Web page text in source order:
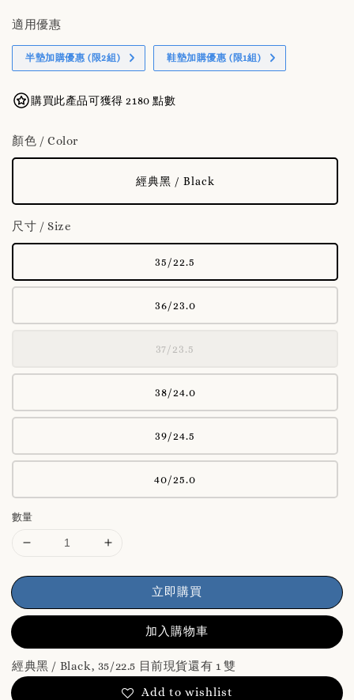
適用優惠
半墊加購優惠 (限2組) 鞋墊加購優惠 (限1組)
購買此產品可獲得 2180 點數
顏色 / Color
經典黑 / Black
尺寸 / Size
35/22.5
36/23.0
37/23.5
38/24.0
39/24.5
40/25.0
數量
立即購買
加入購物車
經典黑 / Black, 35/22.5 目前現貨還有 1 雙
Add to wishlist